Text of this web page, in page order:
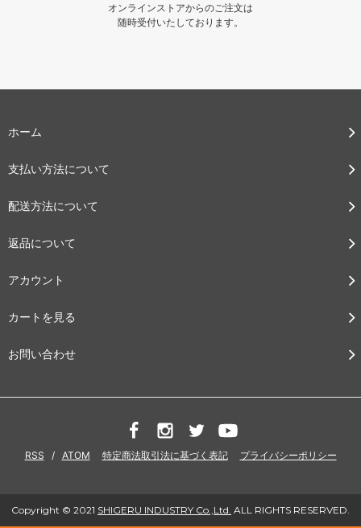
オンラインストアからのご注文は
随時受付いたしております。
ホーム
支払い方法について
配送方法について
返品について
アカウント
カートを見る
お問い合わせ
RSS / ATOM 特定商法取引法に基づく表記 プライバシーポリシー
Copyright © 2021 SHIGERU INDUSTRY Co.,Ltd. ALL RIGHTS RESERVED.